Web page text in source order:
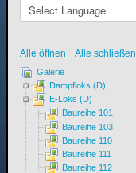
Alle öffnen Alle schließen
Galerie
Dampfloks (D)
E-Loks (D)
Baureihe 101
Baureihe 103
Baureihe 110
Baureihe 111
Baureihe 112